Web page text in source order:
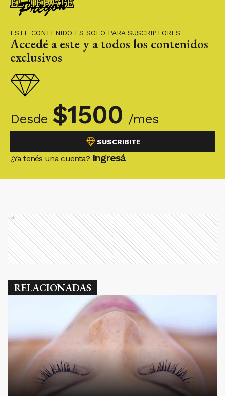
ESTE CONTENIDO ES SOLO PARA SUSCRIPTORES
Accedé a este y a todos los contenidos
exclusivos
Desde $1500 /mes
SUSCRIBITE
¿Ya tenés una cuenta? Ingresá
Ads
RELACIONADAS